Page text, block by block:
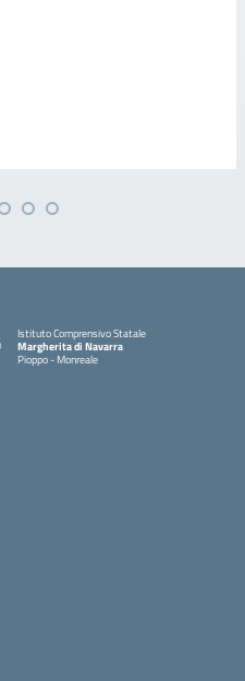
Istituto Comprensivo Statale
Margherita di Navarra
Pioppo - Monreale